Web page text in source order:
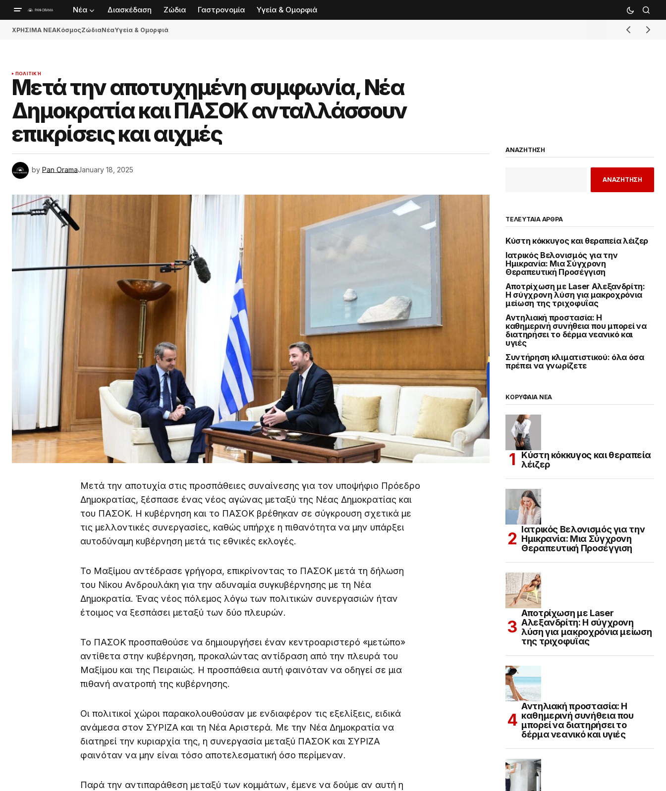
Νέα Διασκέδαση Ζώδια Γαστρονομία Υγεία & Ομορφιά
ΧΡΗΣΙΜΑ ΝΕΑΚόσμοςΖώδιαΝέαΥγεία & Ομορφιά
ΠΟΛΙΤΙΚΉ
Μετά την αποτυχημένη συμφωνία, Νέα
Δημοκρατία και ΠΑΣΟΚ ανταλλάσσουν
επικρίσεις και αιχμές
by Pan OramaJanuary 18, 2025
Μετά την αποτυχία στις προσπάθειες συναίνεσης για τον υποψήφιο Πρόεδρο
Δημοκρατίας, ξέσπασε ένας νέος αγώνας μεταξύ της Νέας Δημοκρατίας και
του ΠΑΣΟΚ. Η κυβέρνηση και το ΠΑΣΟΚ βρέθηκαν σε σύγκρουση σχετικά με
τις μελλοντικές συνεργασίες, καθώς υπήρχε η πιθανότητα να μην υπάρξει
αυτοδύναμη κυβέρνηση μετά τις εθνικές εκλογές.
Το Μαξίμου αντέδρασε γρήγορα, επικρίνοντας το ΠΑΣΟΚ μετά τη δήλωση
του Νίκου Ανδρουλάκη για την αδυναμία συγκυβέρνησης με τη Νέα
Δημοκρατία. Ένας νέος πόλεμος λόγω των πολιτικών συνεργασιών ήταν
έτοιμος να ξεσπάσει μεταξύ των δύο πλευρών.
Το ΠΑΣΟΚ προσπαθούσε να δημιουργήσει έναν κεντροαριστερό «μετώπο»
αντίθετα στην κυβέρνηση, προκαλώντας αντίδραση από την πλευρά του
Μαξίμου και της Πειραιώς. Η προσπάθεια αυτή φαινόταν να οδηγεί σε μια
πιθανή ανατροπή της κυβέρνησης.
Οι πολιτικοί χώροι παρακολουθούσαν με ενδιαφέρον τις εξελίξεις, ειδικά
ανάμεσα στον ΣΥΡΙΖΑ και τη Νέα Αριστερά. Με την Νέα Δημοκρατία να
διατηρεί την κυριαρχία της, η συνεργασία μεταξύ ΠΑΣΟΚ και ΣΥΡΙΖΑ
φαινόταν να μην είναι τόσο αποτελεσματική όσο περίμεναν.
Παρά την αντιπαράθεση μεταξύ των κομμάτων, έμενε να δούμε αν αυτή η
ΑΝΑΖΗΤΗΣΗ
ΑΝΑΖΗΤΗΣΗ
ΤΕΛΕΥΤΑΙΑ ΑΡΘΡΑ
Κύστη κόκκυγος και θεραπεία λέιζερ
Ιατρικός Βελονισμός για την
Ημικρανία: Μια Σύγχρονη
Θεραπευτική Προσέγγιση
Αποτρίχωση με Laser Αλεξανδρίτη:
Η σύγχρονη λύση για μακροχρόνια
μείωση της τριχοφυΐας
Αντηλιακή προστασία: Η
καθημερινή συνήθεια που μπορεί να
διατηρήσει το δέρμα νεανικό και
υγιές
Συντήρηση κλιματιστικού: όλα όσα
πρέπει να γνωρίζετε
ΚΟΡΥΦΑΙΑ ΝΕΑ
Κύστη κόκκυγος και θεραπεία
λέιζερ
Ιατρικός Βελονισμός για την
Ημικρανία: Μια Σύγχρονη
Θεραπευτική Προσέγγιση
Αποτρίχωση με Laser
Αλεξανδρίτη: Η σύγχρονη
λύση για μακροχρόνια μείωση
της τριχοφυΐας
Αντηλιακή προστασία: Η
καθημερινή συνήθεια που
μπορεί να διατηρήσει το
δέρμα νεανικό και υγιές